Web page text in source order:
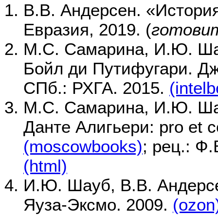
В.В. Андерсен.
Евразия, 2019. (
М.С. Самарина, И.Ю.
Бойл ди Путифугари.
СПб.: РХГА. 2015.
М.С. Самарина, И.Ю.
Данте Алигьери: pro et
(moscowbooks); рец.:
(html)
И.Ю. Шауб, В.В.
Яуза-Эксмо. 2009.